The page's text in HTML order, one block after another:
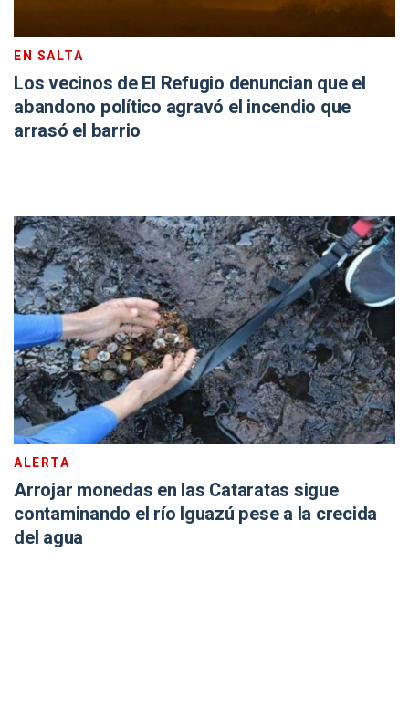
EN SALTA
Los vecinos de El Refugio denuncian que el
abandono político agravó el incendio que
arrasó el barrio
ALERTA
Arrojar monedas en las Cataratas sigue
contaminando el río Iguazú pese a la crecida
del agua